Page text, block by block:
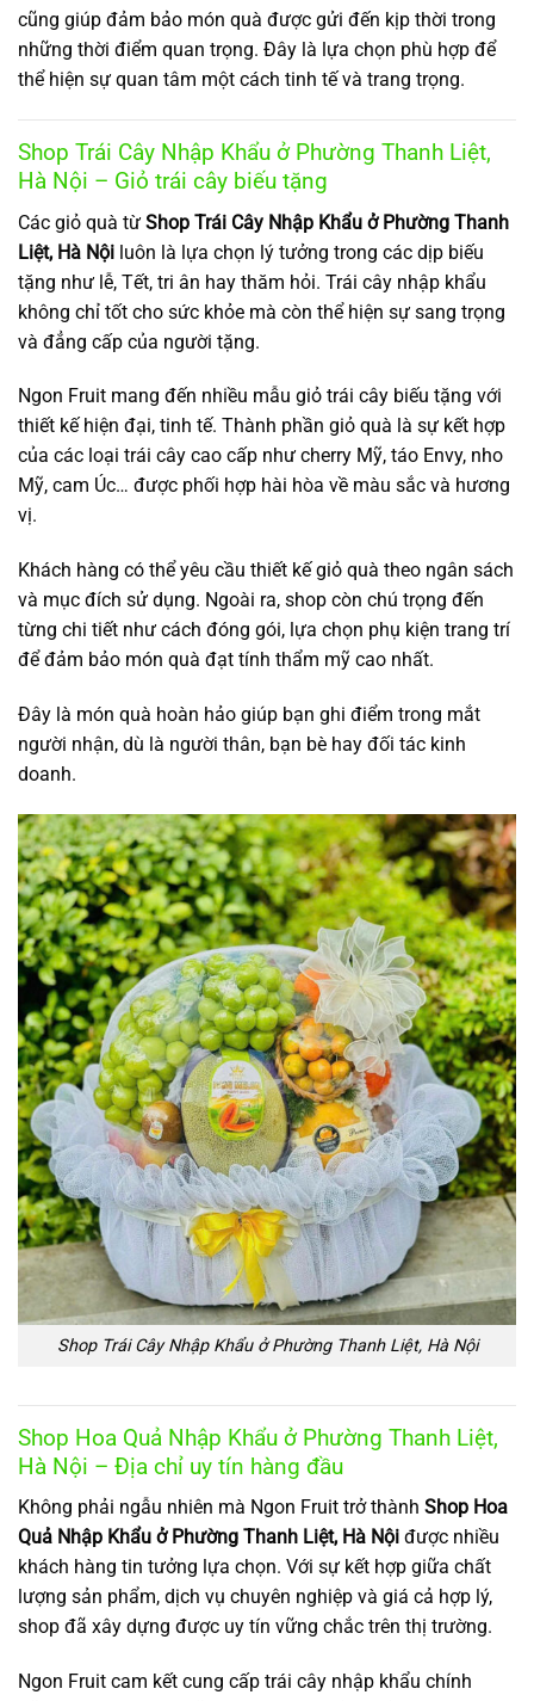
cũng giúp đảm bảo món quà được gửi đến kịp thời trong
những thời điểm quan trọng. Đây là lựa chọn phù hợp để
thể hiện sự quan tâm một cách tinh tế và trang trọng.
Shop Trái Cây Nhập Khẩu ở Phường Thanh Liệt,
Hà Nội – Giỏ trái cây biếu tặng
Các giỏ quà từ Shop Trái Cây Nhập Khẩu ở Phường Thanh
Liệt, Hà Nội luôn là lựa chọn lý tưởng trong các dịp biếu
tặng như lễ, Tết, tri ân hay thăm hỏi. Trái cây nhập khẩu
không chỉ tốt cho sức khỏe mà còn thể hiện sự sang trọng
và đẳng cấp của người tặng.
Ngon Fruit mang đến nhiều mẫu giỏ trái cây biếu tặng với
thiết kế hiện đại, tinh tế. Thành phần giỏ quà là sự kết hợp
của các loại trái cây cao cấp như cherry Mỹ, táo Envy, nho
Mỹ, cam Úc… được phối hợp hài hòa về màu sắc và hương
vị.
Khách hàng có thể yêu cầu thiết kế giỏ quà theo ngân sách
và mục đích sử dụng. Ngoài ra, shop còn chú trọng đến
từng chi tiết như cách đóng gói, lựa chọn phụ kiện trang trí
để đảm bảo món quà đạt tính thẩm mỹ cao nhất.
Đây là món quà hoàn hảo giúp bạn ghi điểm trong mắt
người nhận, dù là người thân, bạn bè hay đối tác kinh
doanh.
Shop Trái Cây Nhập Khẩu ở Phường Thanh Liệt, Hà Nội
Shop Hoa Quả Nhập Khẩu ở Phường Thanh Liệt,
Hà Nội – Địa chỉ uy tín hàng đầu
Không phải ngẫu nhiên mà Ngon Fruit trở thành Shop Hoa
Quả Nhập Khẩu ở Phường Thanh Liệt, Hà Nội được nhiều
khách hàng tin tưởng lựa chọn. Với sự kết hợp giữa chất
lượng sản phẩm, dịch vụ chuyên nghiệp và giá cả hợp lý,
shop đã xây dựng được uy tín vững chắc trên thị trường.
Ngon Fruit cam kết cung cấp trái cây nhập khẩu chính